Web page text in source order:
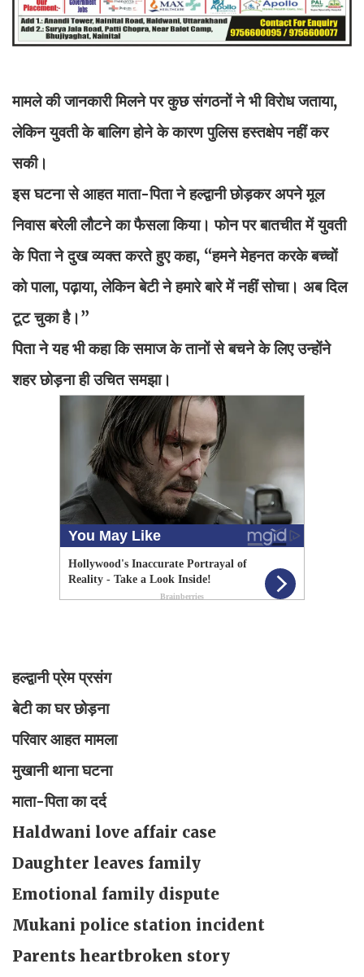
मामले की जानकारी मिलने पर कुछ संगठनों ने भी विरोध जताया,
लेकिन युवती के बालिग होने के कारण पुलिस हस्तक्षेप नहीं कर
सकी।
इस घटना से आहत माता-पिता ने हल्द्वानी छोड़कर अपने मूल
निवास बरेली लौटने का फैसला किया। फोन पर बातचीत में युवती
के पिता ने दुख व्यक्त करते हुए कहा, “हमने मेहनत करके बच्चों
को पाला, पढ़ाया, लेकिन बेटी ने हमारे बारे में नहीं सोचा। अब दिल
टूट चुका है।”
पिता ने यह भी कहा कि समाज के तानों से बचने के लिए उन्होंने
शहर छोड़ना ही उचित समझा।
हल्द्वानी प्रेम प्रसंग
बेटी का घर छोड़ना
परिवार आहत मामला
मुखानी थाना घटना
माता-पिता का दर्द
Haldwani love affair case
Daughter leaves family
Emotional family dispute
Mukani police station incident
Parents heartbroken story